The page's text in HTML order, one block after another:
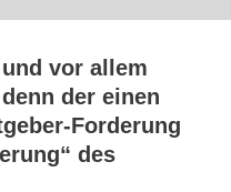
vor allem
der einen
Forderung
des